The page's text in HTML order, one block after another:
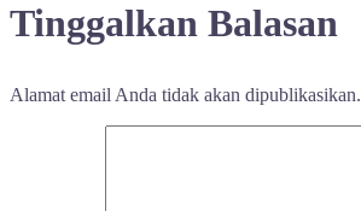
Tinggalkan Balasan
Alamat email Anda tidak akan dipublikasikan.